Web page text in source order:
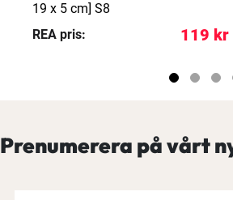
19 x 5 cm] S8
REA pris:
119 kr
Prenumerera på vårt